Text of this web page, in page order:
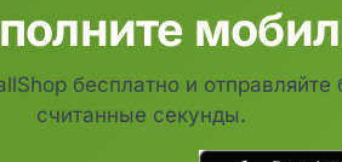
бесплатно и отправляйте
считанные секунды.